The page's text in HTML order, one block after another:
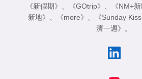
《新假期》
《GOtrip》 《NM+
新地》
《more》 《Sunday
濟一週》
。